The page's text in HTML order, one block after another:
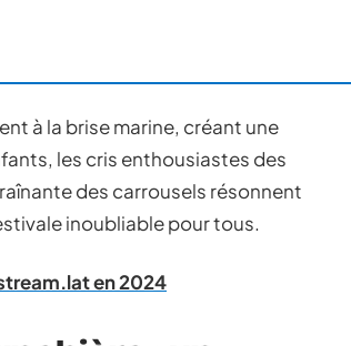
à la brise marine, créant une
les cris enthousiastes des
des carrousels résonnent
inoubliable pour tous.
en 2024